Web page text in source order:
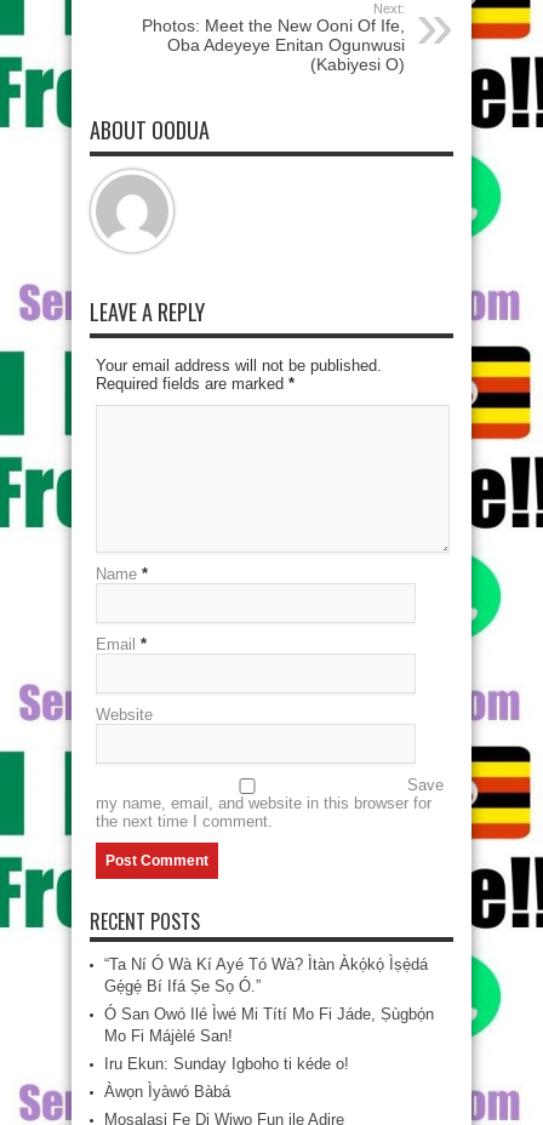
Next:
Photos: Meet the New Ooni Of Ife,
Oba Adeyeye Enitan Ogunwusi
(Kabiyesi O)
ABOUT OODUA
LEAVE A REPLY
Your email address will not be published.
Required fields are marked *
Name *
Email *
Website
Save
my name, email, and website in this browser for
the next time I comment.
RECENT POSTS
“Ta Ní Ó Wà Kí Ayé Tó Wà? Ìtàn Àkọ́kọ́ Ìṣẹ̀dá
Gẹ́gẹ́ Bí Ifá Ṣe Sọ Ó.”
Ó San Owó Ilé Ìwé Mi Títí Mo Fi Jáde, Ṣùgbọ́n
Mo Fi Májèlé San!
Iru Ekun: Sunday Igboho ti kéde o!
Àwọn Ìyàwó Bàbá
Mosalasi Fe Di Wiwo Fun ile Adire